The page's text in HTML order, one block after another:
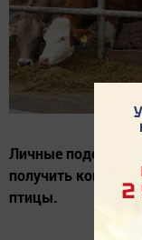
Личные подсобные
получить
птицы.